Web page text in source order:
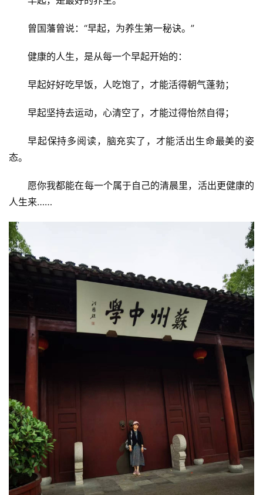
首
曾国藩曾说：“早起，为养生第一秘诀。”
健康的人生，是从每一个早起开始的：
早起好好吃早饭，人吃饱了，才能活得朝气蓬勃；
早起坚持去运动，心清空了，才能过得怡然自得；
早起保持多阅读，脑充实了，才能活出生命最美的姿
态。
愿你我都能在每一个属于自己的清晨里，活出更健康的
人生来……